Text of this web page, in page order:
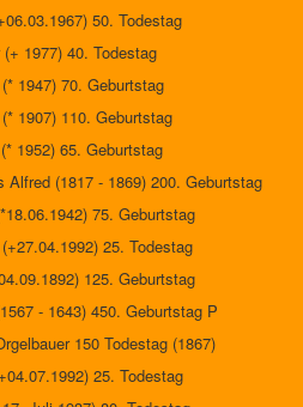
50. Todestag
1977) 40. Todestag
1947) 70. Geburtstag
1907) 110. Geburtstag
1952) 65. Geburtstag
Alfred (1817 - 1869) 200. Geburtstag
75. Geburtstag
25. Todestag
125. Geburtstag
- 1643) 450. Geburtstag P
150 Todestag (1867)
25. Todestag